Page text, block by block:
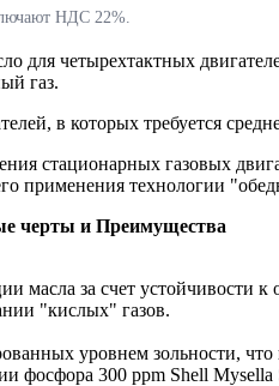
НДС 22%.
для четырехтактных
газ.
в которых требуется
стационарных газовых
применения технологии
черты и Преимущества
масла за счет
"кислых" газов.
уровнем зольности,
фосфора 300 ppm Shell